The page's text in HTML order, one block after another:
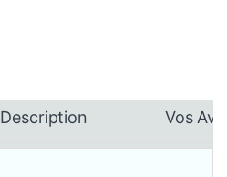
Description Vos Avis